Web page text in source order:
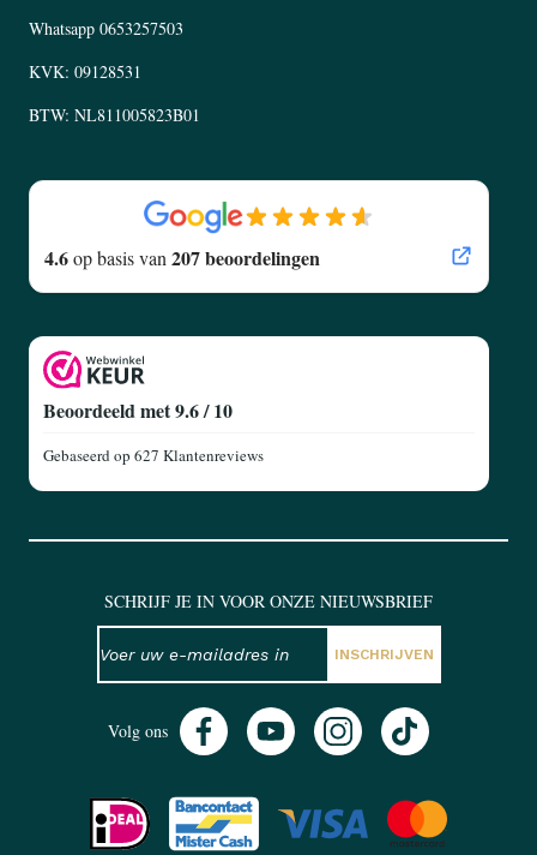
Whatsapp 0653257503
KVK: 09128531
BTW: NL811005823B01
4.6op basis van 207 beoordelingen
Beoordeeld met 9.6 / 10
Gebaseerd op 627 Klantenreviews
SCHRIJF JE IN VOOR ONZE NIEUWSBRIEF
INSCHRIJVEN
Volg ons